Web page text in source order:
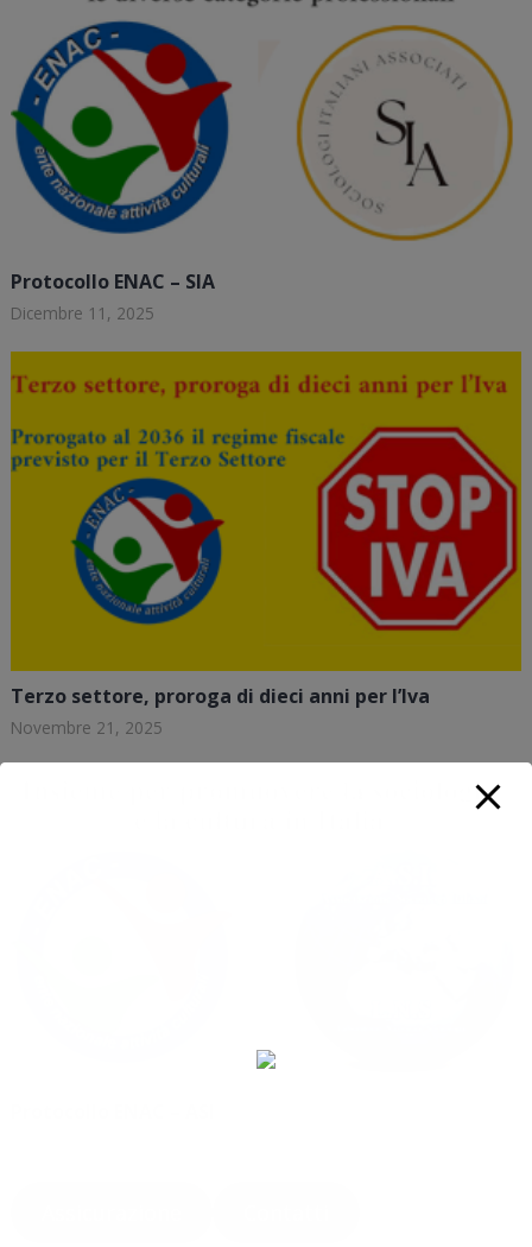
Protocollo ENAC – SIA
Dicembre 11, 2025
Terzo settore, proroga di dieci anni per l’Iva
Novembre 21, 2025